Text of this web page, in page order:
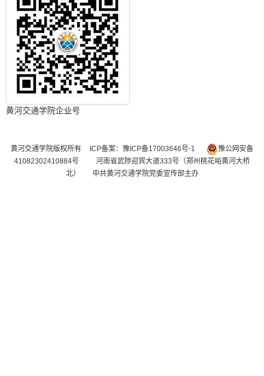
黄河交通学院企业号
黄河交通学院版权所有 ICP备案：豫ICP备17003646号-1
豫公网安备
41082302410884号
河南省武陟迎宾大道333号（郑州桃花峪黄河大桥
北） 中共黄河交通学院党委宣传部主办